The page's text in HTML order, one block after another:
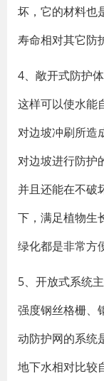
坏，它的材料也
寿命相对其它防
4、敞开式防护
这样可以使水能
对边坡冲刷所造
对边坡进行防护
并且还能在不破
下，满足植物生
绿化都是非常方
5、开放式系统
强度钢丝格栅、
动防护网的系统
地下水相对比较